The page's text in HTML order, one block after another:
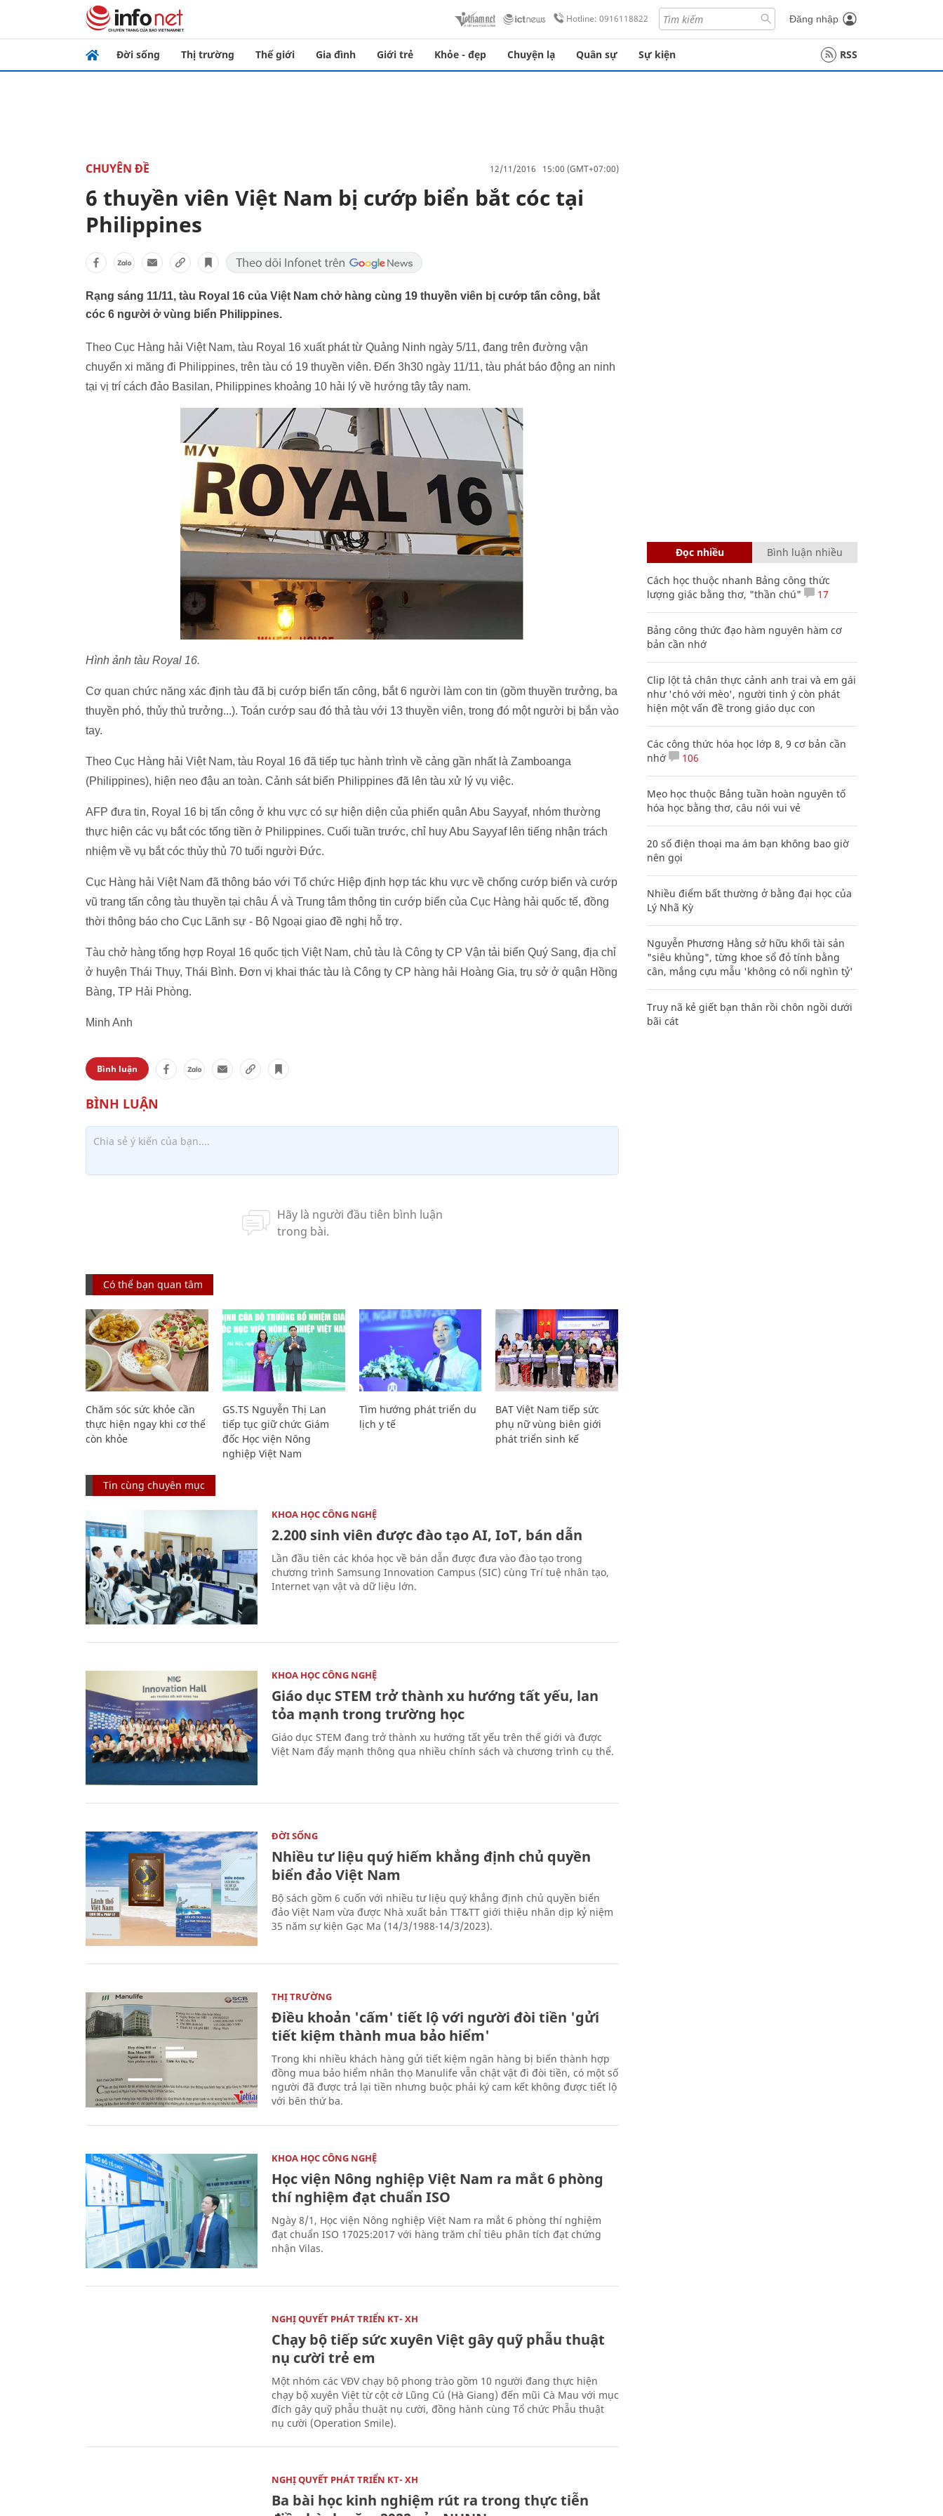
Hotline: 0916118822 Đăng nhập
Đời sống Thị trường Thế giới Gia đình Giới trẻ Khỏe - đẹp Chuyện lạ Quân sự Sự kiện RSS
CHUYÊN ĐỀ 12/11/2016 15:00 (GMT+07:00)
6 thuyền viên Việt Nam bị cướp biển bắt cóc tại
Philippines
Rạng sáng 11/11, tàu Royal 16 của Việt Nam chở hàng cùng 19 thuyền viên bị cướp tấn công, bắt
cóc 6 người ở vùng biển Philippines.
Theo Cục Hàng hải Việt Nam, tàu Royal 16 xuất phát từ Quảng Ninh ngày 5/11, đang trên đường vận
chuyển xi măng đi Philippines, trên tàu có 19 thuyền viên. Đến 3h30 ngày 11/11, tàu phát báo động an ninh
tại vị trí cách đảo Basilan, Philippines khoảng 10 hải lý về hướng tây tây nam.
Hình ảnh tàu Royal 16.
Cơ quan chức năng xác định tàu đã bị cướp biển tấn công, bắt 6 người làm con tin (gồm thuyền trưởng, ba
thuyền phó, thủy thủ trưởng...). Toán cướp sau đó thả tàu với 13 thuyền viên, trong đó một người bị bắn vào
tay.
Theo Cục Hàng hải Việt Nam, tàu Royal 16 đã tiếp tục hành trình về cảng gần nhất là Zamboanga
(Philippines), hiện neo đậu an toàn. Cảnh sát biển Philippines đã lên tàu xử lý vụ việc.
AFP đưa tin, Royal 16 bị tấn công ở khu vực có sự hiện diện của phiến quân Abu Sayyaf, nhóm thường
thực hiện các vụ bắt cóc tống tiền ở Philippines. Cuối tuần trước, chỉ huy Abu Sayyaf lên tiếng nhận trách
nhiệm về vụ bắt cóc thủy thủ 70 tuổi người Đức.
Cục Hàng hải Việt Nam đã thông báo với Tổ chức Hiệp định hợp tác khu vực về chống cướp biển và cướp
vũ trang tấn công tàu thuyền tại châu Á và Trung tâm thông tin cướp biển của Cục Hàng hải quốc tế, đồng
thời thông báo cho Cục Lãnh sự - Bộ Ngoại giao đề nghị hỗ trợ.
Tàu chở hàng tổng hợp Royal 16 quốc tịch Việt Nam, chủ tàu là Công ty CP Vận tải biển Quý Sang, địa chỉ
ở huyện Thái Thụy, Thái Bình. Đơn vị khai thác tàu là Công ty CP hàng hải Hoàng Gia, trụ sở ở quận Hồng
Bàng, TP Hải Phòng.
Minh Anh
Bình luận
Có thể bạn quan tâm
Chăm sóc sức khỏe cần
thực hiện ngay khi cơ thể
còn khỏe
GS.TS Nguyễn Thị Lan
tiếp tục giữ chức Giám
đốc Học viện Nông
nghiệp Việt Nam
Tìm hướng phát triển du
lịch y tế
BAT Việt Nam tiếp sức
phụ nữ vùng biên giới
phát triển sinh kế
Tin cùng chuyên mục
KHOA HỌC CÔNG NGHỆ
2.200 sinh viên được đào tạo AI, IoT, bán dẫn
Lần đầu tiên các khóa học về bán dẫn được đưa vào đào tạo trong
chương trình Samsung Innovation Campus (SIC) cùng Trí tuệ nhân tạo,
Internet vạn vật và dữ liệu lớn.
KHOA HỌC CÔNG NGHỆ
Giáo dục STEM trở thành xu hướng tất yếu, lan
tỏa mạnh trong trường học
Giáo dục STEM đang trở thành xu hướng tất yếu trên thế giới và được
Việt Nam đẩy mạnh thông qua nhiều chính sách và chương trình cụ thể.
ĐỜI SỐNG
Nhiều tư liệu quý hiếm khẳng định chủ quyền
biển đảo Việt Nam
Bộ sách gồm 6 cuốn với nhiều tư liệu quý khẳng định chủ quyền biển
đảo Việt Nam vừa được Nhà xuất bản TT&TT giới thiệu nhân dịp kỷ niệm
35 năm sự kiện Gạc Ma (14/3/1988-14/3/2023).
THỊ TRƯỜNG
Điều khoản 'cấm' tiết lộ với người đòi tiền 'gửi
tiết kiệm thành mua bảo hiểm'
Trong khi nhiều khách hàng gửi tiết kiệm ngân hàng bị biến thành hợp
đồng mua bảo hiểm nhân thọ Manulife vẫn chật vật đi đòi tiền, có một số
người đã được trả lại tiền nhưng buộc phải ký cam kết không được tiết lộ
với bên thứ ba.
KHOA HỌC CÔNG NGHỆ
Học viện Nông nghiệp Việt Nam ra mắt 6 phòng
thí nghiệm đạt chuẩn ISO
Ngày 8/1, Học viện Nông nghiệp Việt Nam ra mắt 6 phòng thí nghiệm
đạt chuẩn ISO 17025:2017 với hàng trăm chỉ tiêu phân tích đạt chứng
nhận Vilas.
NGHỊ QUYẾT PHÁT TRIỂN KT- XH
Chạy bộ tiếp sức xuyên Việt gây quỹ phẫu thuật
nụ cười trẻ em
Một nhóm các VĐV chạy bộ phong trào gồm 10 người đang thực hiện
chạy bộ xuyên Việt từ cột cờ Lũng Cú (Hà Giang) đến mũi Cà Mau với mục
đích gây quỹ phẫu thuật nụ cười, đồng hành cùng Tổ chức Phẫu thuật
nụ cười (Operation Smile).
NGHỊ QUYẾT PHÁT TRIỂN KT- XH
Ba bài học kinh nghiệm rút ra trong thực tiễn
Đọc nhiều Bình luận nhiều
Cách học thuộc nhanh Bảng công thức
lượng giác bằng thơ, "thần chú"
17
Bảng công thức đạo hàm nguyên hàm cơ
bản cần nhớ
Clip lột tả chân thực cảnh anh trai và em gái
như 'chó với mèo', người tinh ý còn phát
hiện một vấn đề trong giáo dục con
Các công thức hóa học lớp 8, 9 cơ bản cần
nhớ
106
Mẹo học thuộc Bảng tuần hoàn nguyên tố
hóa học bằng thơ, câu nói vui vẻ
20 số điện thoại ma ám bạn không bao giờ
nên gọi
Nhiều điểm bất thường ở bằng đại học của
Lý Nhã Kỳ
Nguyễn Phương Hằng sở hữu khối tài sản
"siêu khủng", từng khoe sổ đỏ tính bằng
cân, mắng cựu mẫu 'không có nổi nghìn tỷ'
Truy nã kẻ giết bạn thân rồi chôn ngồi dưới
bãi cát